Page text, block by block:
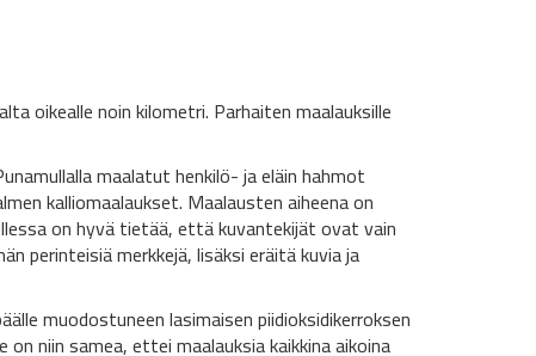
oikealle noin kilometri. Parhaiten maalauksille
maalatut henkilö- ja eläin hahmot
kalliomaalaukset. Maalausten aiheena on
on hyvä tietää, että kuvantekijät ovat vain
perinteisiä merkkejä, lisäksi eräitä kuvia ja
muodostuneen lasimaisen piidioksidikerroksen
niin samea, ettei maalauksia kaikkina aikoina